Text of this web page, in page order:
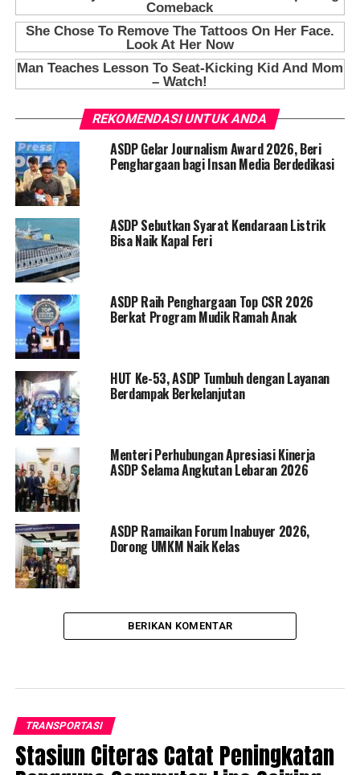
REKOMENDASI UNTUK ANDA
ASDP Gelar Journalism Award 2026, Beri
Penghargaan bagi Insan Media Berdedikasi
ASDP Sebutkan Syarat Kendaraan Listrik
Bisa Naik Kapal Feri
ASDP Raih Penghargaan Top CSR 2026
Berkat Program Mudik Ramah Anak
HUT Ke-53, ASDP Tumbuh dengan Layanan
Berdampak Berkelanjutan
Menteri Perhubungan Apresiasi Kinerja
ASDP Selama Angkutan Lebaran 2026
ASDP Ramaikan Forum Inabuyer 2026,
Dorong UMKM Naik Kelas
BERIKAN KOMENTAR
TRANSPORTASI
Stasiun Citeras Catat Peningkatan